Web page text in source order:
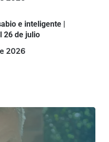
e inteligente |
26 de julio
2026